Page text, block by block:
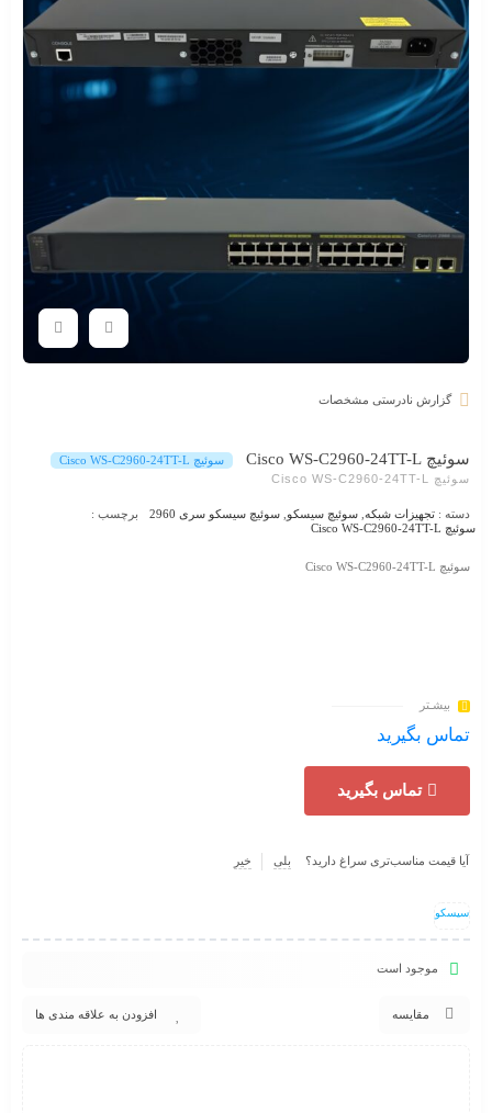
گزارش نادرستی مشخصات
سوئیچ Cisco WS-C2960-24TT-L
سوئیچ Cisco WS-C2960-24TT-L
سوئیچ Cisco WS-C2960-24TT-L
دسته : تجهیزات شبکه سوئیچ سیسکو سوئیچ سیسکو سری 2960
برچسب :
سوئیچ Cisco WS-C2960-24TT-L
سوئیچ Cisco WS-C2960-24TT-L
بیشـتر
تماس بگیرید
تماس بگیرید
آیا قیمت مناسب‌تری سراغ دارید؟ بلی خیر
سیسکو
موجود است
مقایسه افزودن به علاقه مندی ها